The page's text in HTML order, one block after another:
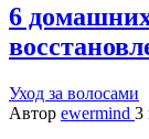
6
Уход за волосами
Автор ewermind 3